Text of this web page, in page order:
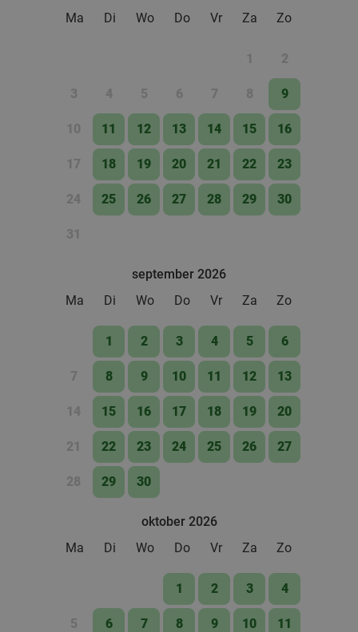
Ma
Di Wo Do Vr Za Zo
1 2
3 4 5 6 7 8 9
10 11 12 13 14 15 16
17 18 19 20 21 22 23
24 25 26 27 28 29 30
31
september 2026
Ma
Di Wo Do Vr Za Zo
1 2 3 4 5 6
7 8 9 10 11 12 13
14 15 16 17 18 19 20
21 22 23 24 25 26 27
28 29 30
oktober 2026
Ma
Di Wo Do Vr Za Zo
1 2 3 4
5 6 7 8 9 10 11